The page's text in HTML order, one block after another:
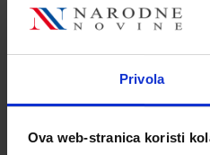
Privola
Ova web-stranica koristi